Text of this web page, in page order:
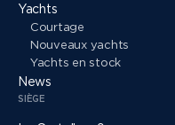
Yachts
Courtage
Nouveaux yachts
Yachts en stock
News
SIÈGE